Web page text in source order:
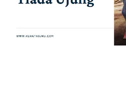
Finance & Bisnis